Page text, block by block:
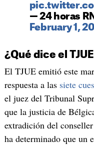
— 24 horas
February 1,
¿Qué dice el
El TJUE emitió este
respuesta a las siete
el juez del Tribunal
que la justicia de
extradición del
ha determinado que un